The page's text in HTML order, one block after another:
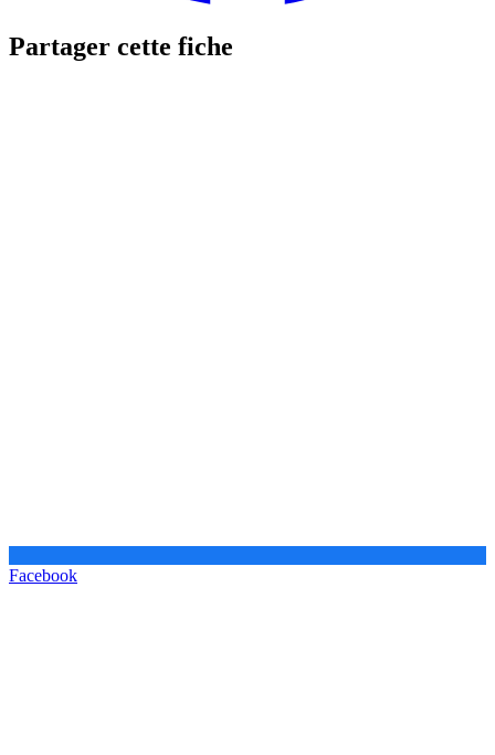
Partager cette fiche
Facebook